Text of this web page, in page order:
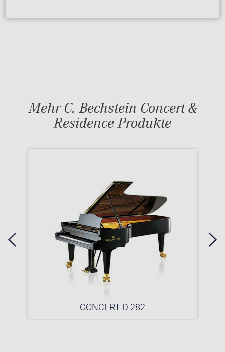
Mehr C. Bechstein Concert &
Residence Produkte
CONCERT D 282